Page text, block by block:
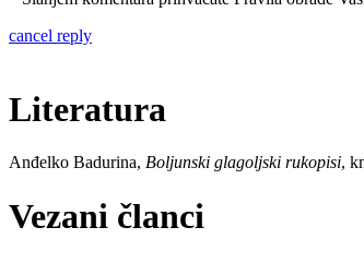
cancel reply
Literatura
Anđelko Badurina, Boljunski glagoljski rukopisi,
Vezani članci